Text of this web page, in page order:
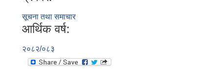
सूचना तथा समाचार
आर्थिक वर्ष:
२०८२/०८३